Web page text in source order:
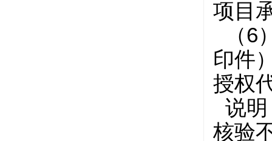
项目
（6
印件
授权
说
核验